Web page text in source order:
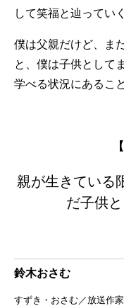
して笑福と辿ってい
僕は父親だけど、ま
と、僕は子供として
学べる状況にあるこ
親が生きている
だ子供
鈴木おさむ
すずき・おさむ／放送作